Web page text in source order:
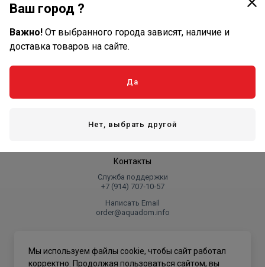
Оплата и доставка
Оплата
Доставка
Компания
Сервисный центр
Контакты
Служба поддержки
+7 (914) 707‑10‑57
Написать Email
order@aquadom.info
.
Ваш город ?
Важно! От выбранного города зависят, наличие и
доставка товаров на сайте.
Да
Нет, выбрать другой
Мы используем файлы cookie, чтобы сайт работал
корректно. Продолжая пользоваться сайтом, вы